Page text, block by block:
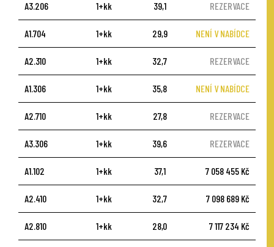
A3.206 1+kk 39,1 REZERVACE
A1.704 1+kk 29,9 NENÍ V NABÍDCE
A2.310 1+kk 32,7 REZERVACE
A1.306 1+kk 35,8 NENÍ V NABÍDCE
A2.710 1+kk 27,8 REZERVACE
A3.306 1+kk 39,6 REZERVACE
A1.102 1+kk 37,1 7 058 455 Kč
A2.410 1+kk 32,7 7 098 689 Kč
A2.810 1+kk 28,0 7 117 234 Kč